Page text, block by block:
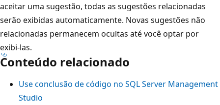
aceitar uma sugestão, todas as sugestões relacionadas
serão exibidas automaticamente. Novas sugestões não
relacionadas permanecem ocultas até você optar por
exibi-las.
Conteúdo relacionado
Use conclusão de código no SQL Server Management
Studio